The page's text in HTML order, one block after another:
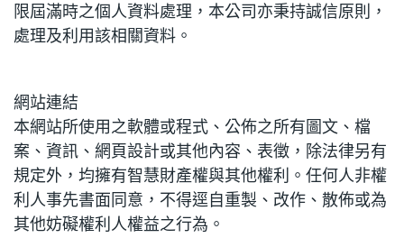
限屆滿時之個人資料處理，本公司亦秉持誠信原則，
處理及利用該相關資料。
網站連結
本網站所使用之軟體或程式、公佈之所有圖文、檔
案、資訊、網頁設計或其他內容、表徵，除法律另有
規定外，均擁有智慧財產權與其他權利。任何人非權
利人事先書面同意，不得逕自重製、改作、散佈或為
其他妨礙權利人權益之行為。